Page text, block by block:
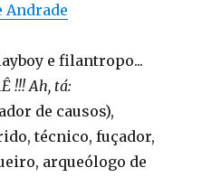
Andrade
e filantropo...
!!! Ah, tá:
de causos),
técnico, fuçador,
arqueólogo de